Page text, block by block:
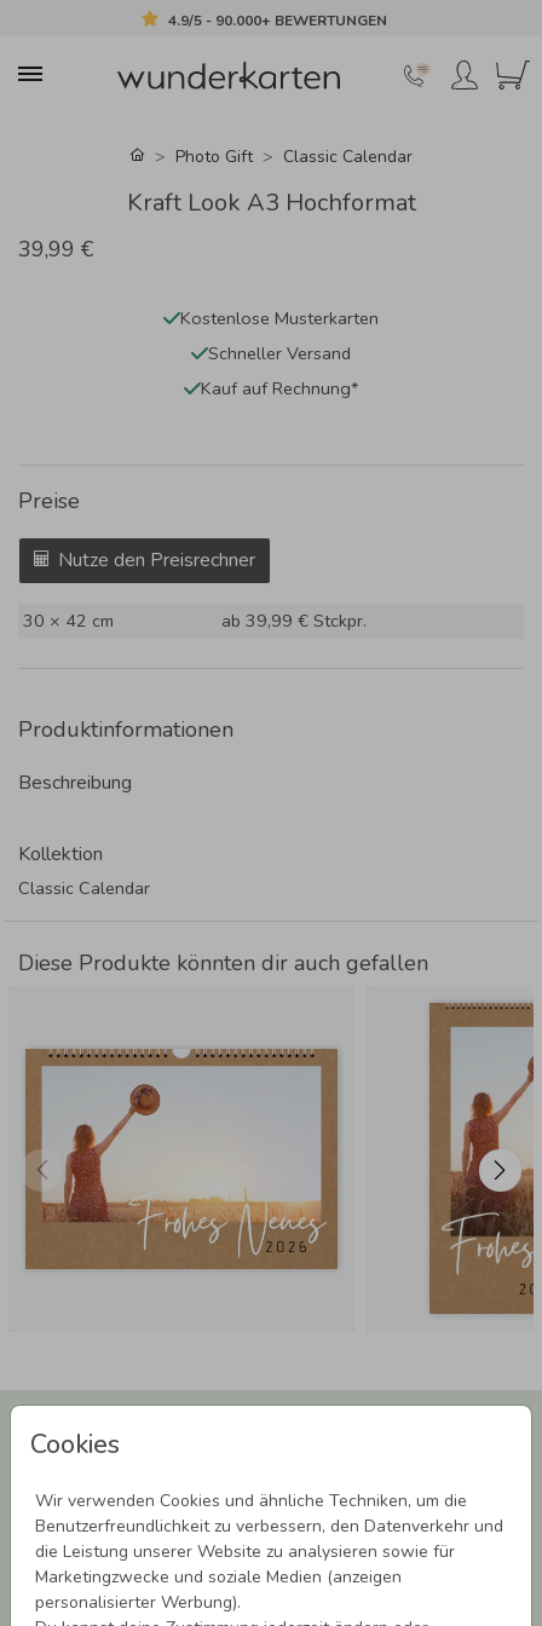
4.9/5 - 90.000+ BEWERTUNGEN
Cookies
Wir verwenden Cookies und ähnliche Techniken, um die
Benutzerfreundlichkeit zu verbessern, den Datenverkehr und
die Leistung unserer Website zu analysieren sowie für
Marketingzwecke und soziale Medien (anzeigen
personalisierter Werbung).
Photo Gift Classic Calendar
Kraft Look A3 Hochformat
39,99 €
Kostenlose Musterkarten
Schneller Versand
Kauf auf Rechnung*
Preise
Nutze den Preisrechner
30 × 42 cm ab 39,99 € Stckpr.
Produktinformationen
Beschreibung
Kollektion
Classic Calendar
Diese Produkte könnten dir auch gefallen
sichern!
Laufenden.